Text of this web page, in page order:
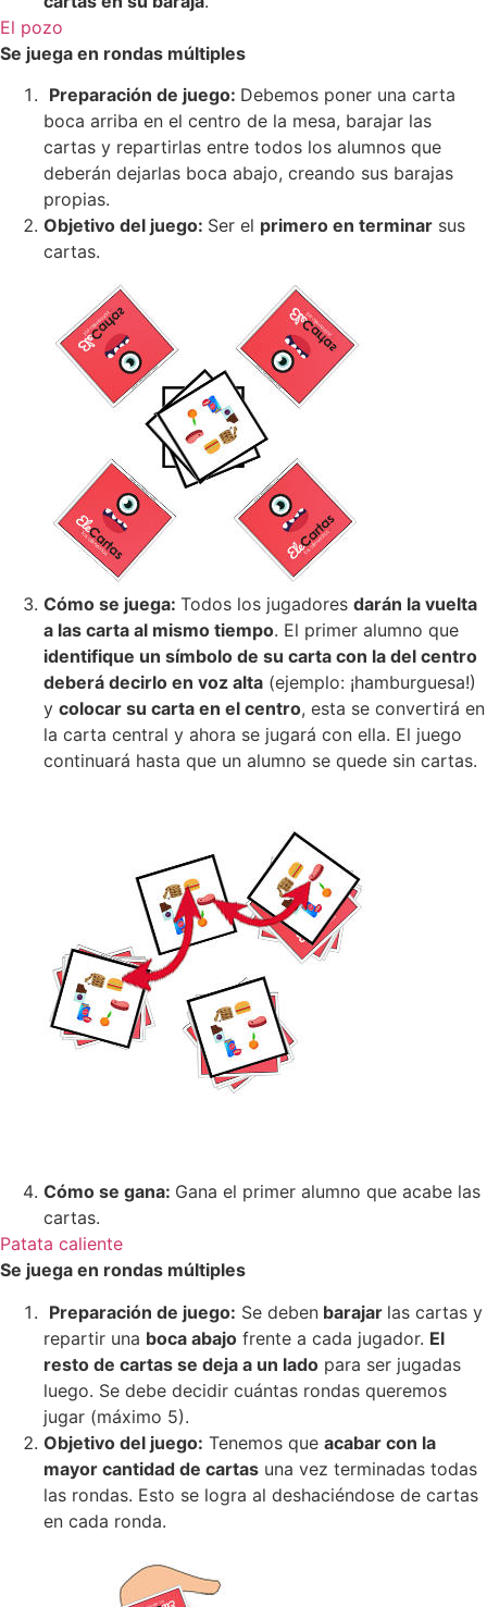
El pozo
Se juega en rondas múltiples
Preparación de juego: Debemos poner una carta
boca arriba en el centro de la mesa, barajar las
cartas y repartirlas entre todos los alumnos que
deberán dejarlas boca abajo, creando sus barajas
propias.
Objetivo del juego: Ser el primero en terminar sus
cartas.
Cómo se juega: Todos los jugadores darán la vuelta
a las carta al mismo tiempo. El primer alumno que
identifique un símbolo de su carta con la del centro
deberá decirlo en voz alta (ejemplo: ¡hamburguesa!)
y colocar su carta en el centro, esta se convertirá en
la carta central y ahora se jugará con ella. El juego
continuará hasta que un alumno se quede sin cartas.
Cómo se gana: Gana el primer alumno que acabe las
cartas.
Patata caliente
Se juega en rondas múltiples
Preparación de juego: Se deben barajar las cartas y
repartir una boca abajo frente a cada jugador. El
resto de cartas se deja a un lado para ser jugadas
luego. Se debe decidir cuántas rondas queremos
jugar (máximo 5).
Objetivo del juego: Tenemos que acabar con la
mayor cantidad de cartas una vez terminadas todas
las rondas. Esto se logra al deshaciéndose de cartas
en cada ronda.